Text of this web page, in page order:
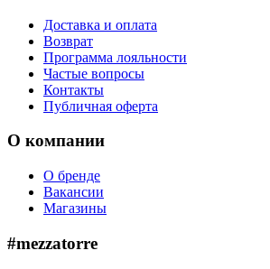
Доставка и оплата
Возврат
Программа лояльности
Частые вопросы
Контакты
Публичная оферта
О компании
О бренде
Вакансии
Магазины
#mezzatorre